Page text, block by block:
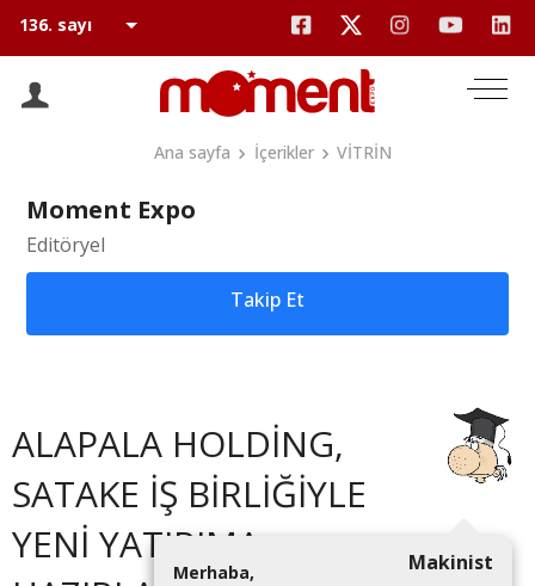
Ana sayfa İçerikler VİTRİN
Moment Expo
Editöryel
Takip Et
ALAPALA HOLDİNG,
SATAKE İŞ BİRLİĞİYLE
YENİ YATIRIMA
Makinist
Merhaba,